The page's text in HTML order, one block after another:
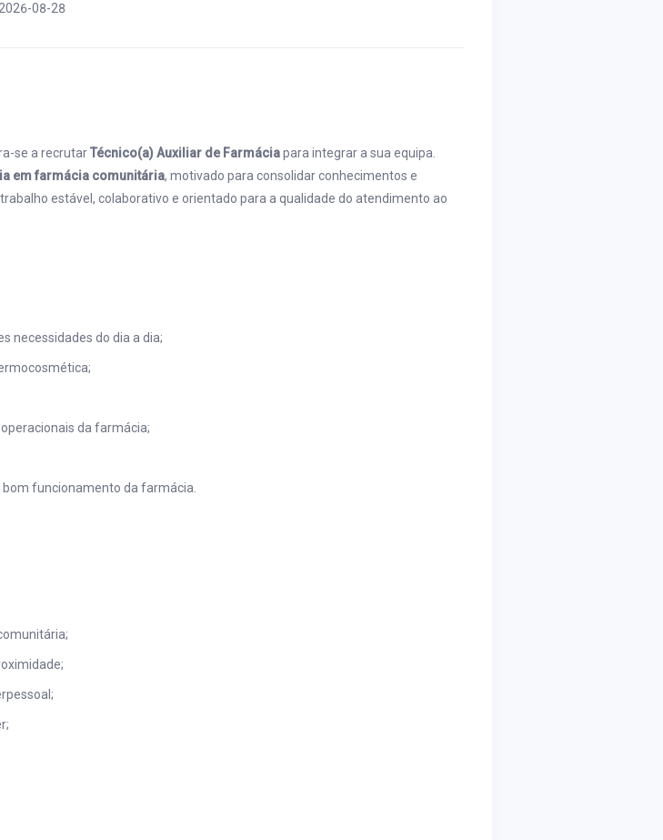
08-28
se a recrutarTécnico(a) Auxiliar de Farmáciapara integrar a sua equipa.
em farmácia comunitária, motivado para consolidar conhecimentos e
estável, colaborativo e orientado para a qualidade do atendimento ao
necessidades do dia a dia;
da farmácia;
funcionamento da farmácia.